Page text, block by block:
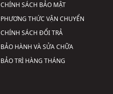
CHÍNH SÁCH BẢO MẬT
PHƯƠNG THỨC VẬN CHUYỂN
CHÍNH SÁCH ĐỔI TRẢ
BẢO HÀNH VÀ SỬA CHỮA
BẢO TRÌ HÀNG THÁNG